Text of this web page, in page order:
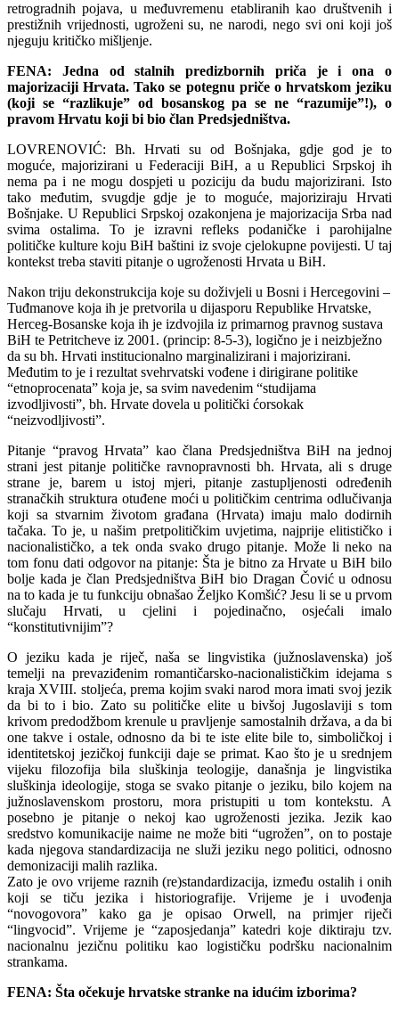
retrogradnih pojava, u međuvremenu etabliranih kao društvenih i
prestižnih vrijednosti, ugroženi su, ne narodi, nego svi oni koji još
njeguju kritičko mišljenje.
FENA: Jedna od stalnih predizbornih priča je i ona o
majorizaciji Hrvata. Tako se potegnu priče o hrvatskom jeziku
(koji se “razlikuje” od bosanskog pa se ne “razumije”!), o
pravom Hrvatu koji bi bio član Predsjedništva.
LOVRENOVIĆ: Bh. Hrvati su od Bošnjaka, gdje god je to
moguće, majorizirani u Federaciji BiH, a u Republici Srpskoj ih
nema pa i ne mogu dospjeti u poziciju da budu majorizirani. Isto
tako međutim, svugdje gdje je to moguće, majoriziraju Hrvati
Bošnjake. U Republici Srpskoj ozakonjena je majorizacija Srba nad
svima ostalima. To je izravni refleks podaničke i parohijalne
političke kulture koju BiH baštini iz svoje cjelokupne povijesti. U taj
kontekst treba staviti pitanje o ugroženosti Hrvata u BiH.
Nakon triju dekonstrukcija koje su doživjeli u Bosni i Hercegovini –
Tuđmanove koja ih je pretvorila u dijasporu Republike Hrvatske,
Herceg-Bosanske koja ih je izdvojila iz primarnog pravnog sustava
BiH te Petritcheve iz 2001. (princip: 8-5-3), logično je i neizbježno
da su bh. Hrvati institucionalno marginalizirani i majorizirani.
Međutim to je i rezultat svehrvatski vođene i dirigirane politike
“etnoprocenata” koja je, sa svim navedenim “studijama
izvodljivosti”, bh. Hrvate dovela u politički ćorsokak
“neizvodljivosti”.
Pitanje “pravog Hrvata” kao člana Predsjedništva BiH na jednoj
strani jest pitanje političke ravnopravnosti bh. Hrvata, ali s druge
strane je, barem u istoj mjeri, pitanje zastupljenosti određenih
stranačkih struktura otuđene moći u političkim centrima odlučivanja
koji sa stvarnim životom građana (Hrvata) imaju malo dodirnih
tačaka. To je, u našim pretpolitičkim uvjetima, najprije elitističko i
nacionalističko, a tek onda svako drugo pitanje. Može li neko na
tom fonu dati odgovor na pitanje: Šta je bitno za Hrvate u BiH bilo
bolje kada je član Predsjedništva BiH bio Dragan Čović u odnosu
na to kada je tu funkciju obnašao Željko Komšić? Jesu li se u prvom
slučaju Hrvati, u cjelini i pojedinačno, osjećali imalo
“konstitutivnijim”?
O jeziku kada je riječ, naša se lingvistika (južnoslavenska) još
temelji na prevaziđenim romantičarsko-nacionalističkim idejama s
kraja XVIII. stoljeća, prema kojim svaki narod mora imati svoj jezik
da bi to i bio. Zato su političke elite u bivšoj Jugoslaviji s tom
krivom predodžbom krenule u pravljenje samostalnih država, a da bi
one takve i ostale, odnosno da bi te iste elite bile to, simboličkoj i
identitetskoj jezičkoj funkciji daje se primat. Kao što je u srednjem
vijeku filozofija bila sluškinja teologije, današnja je lingvistika
sluškinja ideologije, stoga se svako pitanje o jeziku, bilo kojem na
južnoslavenskom prostoru, mora pristupiti u tom kontekstu. A
posebno je pitanje o nekoj kao ugroženosti jezika. Jezik kao
sredstvo komunikacije naime ne može biti “ugrožen”, on to postaje
kada njegova standardizacija ne služi jeziku nego politici, odnosno
demonizaciji malih razlika.
Zato je ovo vrijeme raznih (re)standardizacija, između ostalih i onih
koji se tiču jezika i historiografije. Vrijeme je i uvođenja
“novogovora” kako ga je opisao Orwell, na primjer riječi
“lingvocid”. Vrijeme je “zaposjedanja” katedri koje diktiraju tzv.
nacionalnu jezičnu politiku kao logističku podršku nacionalnim
strankama.
FENA: Šta očekuje hrvatske stranke na idućim izborima?